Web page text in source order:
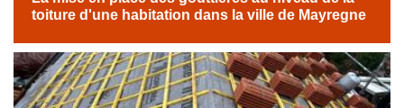
toiture d'une habitation dans la ville de Mayregne